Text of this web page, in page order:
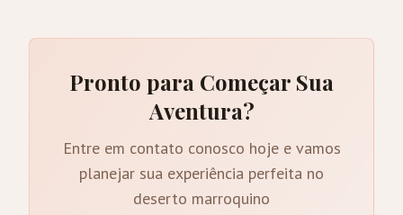
Pronto para Começar Sua
Aventura?
Entre em contato conosco hoje e vamos
planejar sua experiência perfeita no
deserto marroquino